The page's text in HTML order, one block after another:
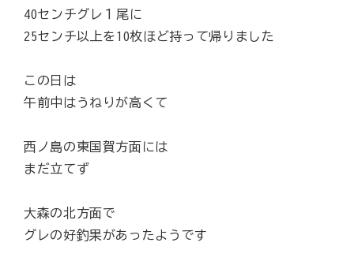
40センチグレ１尾に
25センチ以上を10枚ほど持って帰りました
この日は
午前中はうねりが高くて
西ノ島の東国賀方面には
まだ立てず
大森の北方面で
グレの好釣果があったようです